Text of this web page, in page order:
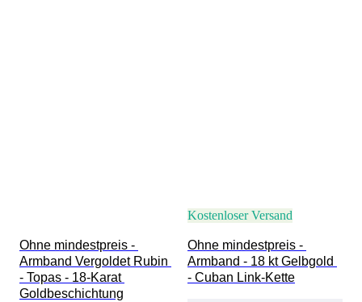
Ohne mindestpreis -
Armband Vergoldet Rubin
- Topas - 18-Karat
Goldbeschichtung
Kostenloser Versand
Ohne mindestpreis -
Armband - 18 kt Gelbgold
- Cuban Link-Kette